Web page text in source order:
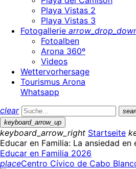
Playa Vistas 2
Playa Vistas 3
Fotogallerie
Fotoalben
Arona 360º
Videos
Wettervorhersage
Tourismus Arona
Whatsapp
clear
keyboard_arrow_up
keyboard_arrow_right Startseite
Educar en Familia: La ansiedad en
Educar en Familia 2026
placeCentro Cívico de Cabo